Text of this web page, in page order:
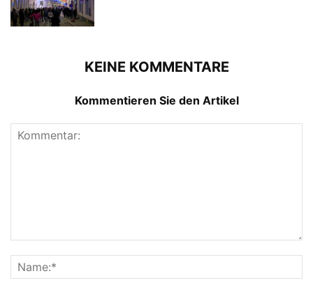
KEINE KOMMENTARE
Kommentieren Sie den Artikel